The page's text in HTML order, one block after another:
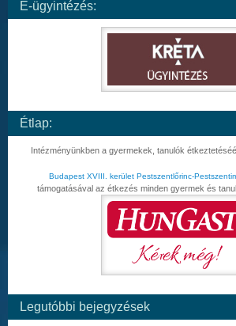
E-ügyintézés:
Étlap:
Intézményünkben a gyermekek, tanulók
Budapest XVIII. kerület Pestszentlőrinc-
támogatásával az étkezés minden gyermek és
Legutóbbi bejegyzések